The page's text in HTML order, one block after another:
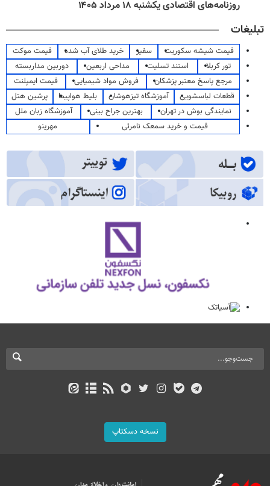
روزنامه‌های اقتصادی یکشنبه ۱۸ مرداد ۱۴۰۵
تبلیغات
قیمت شیشه سکوریت سفیر خرید طلای آب شده
قیمت موکت
تور کربلا
استند تسلیت مداحی اربعین
دوربین مداربسته
مرجع پاسخ معتبر پزشکان
فروش مواد شیمیایی
قیمت ایمپلنت
قطعات لباسشویی
آموزشگاه تیزهوشان بلیط هواپیما
پرشین هتل
نمایندگی بوش در تهران
بهترین جراح بینی
آموزشگاه زبان ملل
قیمت و خرید سمعک نامرئی
مهرینو
نسخه دسکتاپ